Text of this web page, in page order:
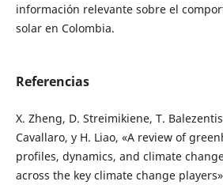
información relevante sobre el
solar en Colombia.
Referencias
X. Zheng, D. Streimikiene, T.
Cavallaro, y H. Liao, «A review of
profiles, dynamics, and climate
across the key climate change